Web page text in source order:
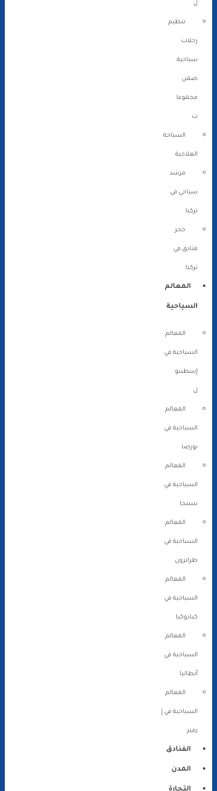
ل
تنظيم
رحلات
سياحية
ضمن
مجموعا
ت
السياحة
العلاجية
مرشد
سياحي في
تركيا
حجز
فنادق في
تركيا
المعالم
السياحية
المعالم
السياحية في
إسطنبو
ل
المعالم
السياحية في
بورصا
المعالم
السياحية في
سبنجا
المعالم
السياحية في
طرابزون
المعالم
السياحية في
كبادوكيا
المعالم
السياحية في
أنطاليا
المعالم
السياحية في إ
زمير
الفنادق
المدن